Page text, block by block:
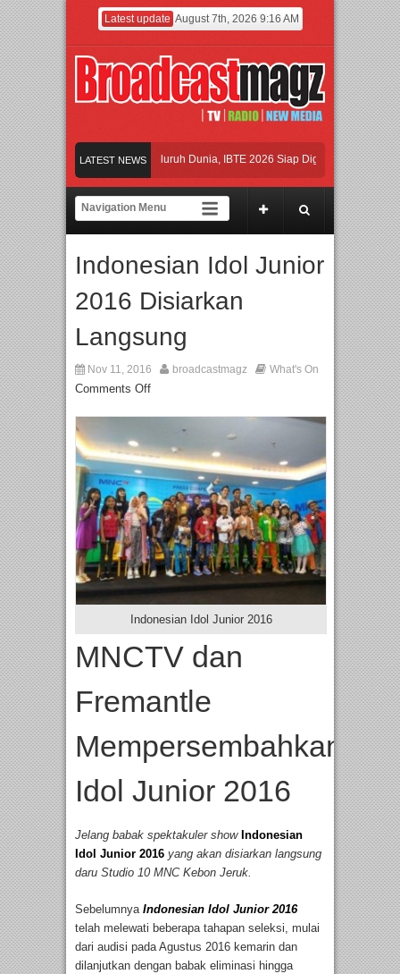
Latest update August 7th, 2026 9:16 AM
LATEST NEWS
dan Produk Bayi dari Seluruh Dunia, IBTE 2026 Siap Digelar!
Industri Gifts dan Housewares Asia Tenggara, IGHE 2026 Kembali Digelar di
Lokal, BIRKENSTOCK INDONESIA Membuka Took di Ubud, Bali
dan Produk Bayi dari Seluruh Dunia, IBTE 2026 Siap Digelar!
Indonesian Idol Junior
2016 Disiarkan
Langsung
Nov 11, 2016 broadcastmagz What's On
Comments Off
Indonesian Idol Junior 2016
MNCTV dan
Fremantle
Mempersembahkan
Idol Junior 2016
Jelang babak spektakuler show Indonesian
Idol Junior 2016 yang akan disiarkan langsung
daru Studio 10 MNC Kebon Jeruk.
Sebelumnya Indonesian Idol Junior 2016
telah melewati beberapa tahapan seleksi, mulai
dari audisi pada Agustus 2016 kemarin dan
dilanjutkan dengan babak eliminasi hingga